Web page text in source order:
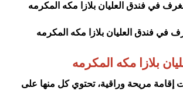
في فندق العليان بلازا مكه المكرمه
في فندق العليان بلازا مكه المكرمه
بلازا مكه المكرمه
إقامة مريحة وراقية، تحتوي كل منها على